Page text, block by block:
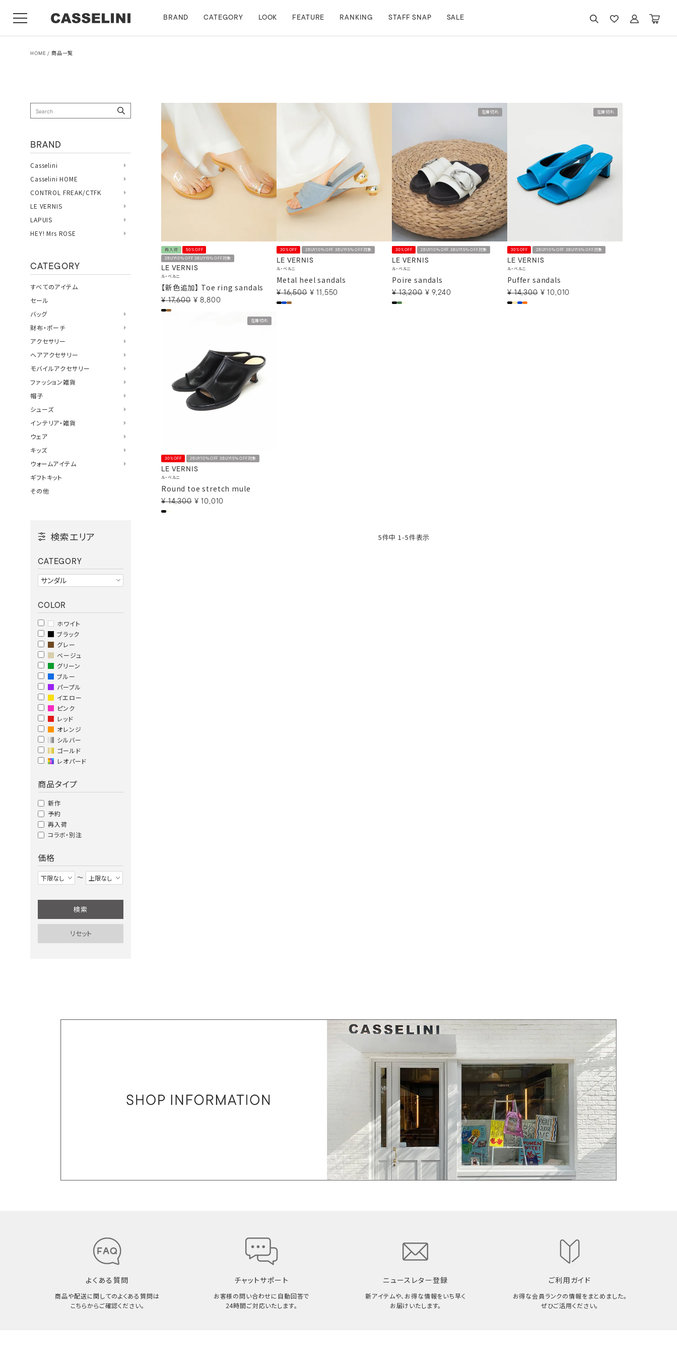
BRAND CATEGORY LOOK FEATURE RANKING STAFF SNAP SALE
HOME 商品一覧
再入荷 50%OFF
2BUY10％OFF 3BUY15％OFF対象
LE VERNIS
ル・ベルニ
【新色追加】 Toe ring sandals
¥ 17,600 ¥ 8,800
30%OFF 2BUY10％OFF 3BUY15％OFF対象
LE VERNIS
ル・ベルニ
Metal heel sandals
¥ 16,500 ¥ 11,550
30%OFF 2BUY10％OFF 3BUY15％OFF対象
LE VERNIS
ル・ベルニ
Poire sandals
¥ 13,200 ¥ 9,240
在庫切れ
30%OFF 2BUY10％OFF 3BUY15％OFF対象
LE VERNIS
ル・ベルニ
Puffer sandals
¥ 14,300 ¥ 10,010
在庫切れ
30%OFF 2BUY10％OFF 3BUY15％OFF対象
LE VERNIS
ル・ベルニ
Round toe stretch mule
¥ 14,300 ¥ 10,010
在庫切れ
5件中 1 -5件表示
BRAND
Casselini
Casselini HOME
CONTROL FREAK/CTFK
LE VERNIS
LAPUIS
HEY! Mrs ROSE
CATEGORY
すべてのアイテム
セール
バッグ
財布・ポーチ
アクセサリー
ヘアアクセサリー
モバイルアクセサリー
ファッション雑貨
帽子
シューズ
インテリア・雑貨
ウェア
キッズ
ウォームアイテム
ギフトキット
その他
検索エリア
CATEGORY
COLOR
ホワイト
ブラック
グレー
ベージュ
グリーン
ブルー
パープル
イエロー
ピンク
レッド
オレンジ
シルバー
ゴールド
レオパード
商品タイプ
新作
予約
再入荷
コラボ・別注
価格
〜
よくある質問
商品や配送に関してのよくある質問は
こちらからご確認ください。
チャットサポート
お客様の問い合わせに自動回答で
24時間ご対応いたします。
ニュースレター登録
新アイテムや、お得な情報をいち早く
お届けいたします。
ご利用ガイド
お得な会員ランクの情報をまとめました。
ぜひご活用ください。